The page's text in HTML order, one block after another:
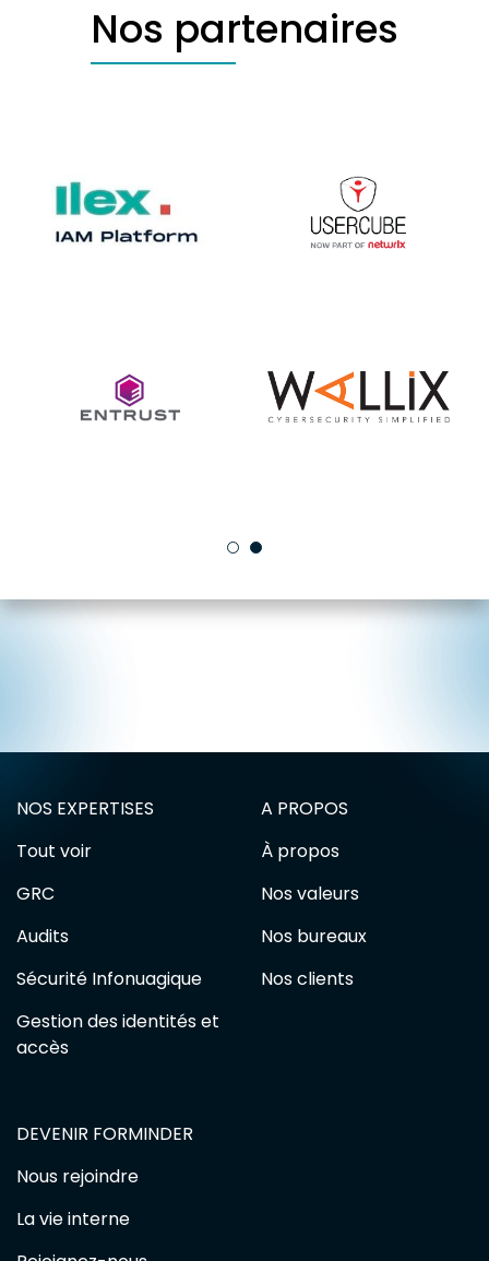
Nos partenaires
NOS EXPERTISES
Tout voir
GRC
Audits
Sécurité Infonuagique
Gestion des identités et
accès
A PROPOS
À propos
Nos valeurs
Nos bureaux
Nos clients
DEVENIR FORMINDER
Nous rejoindre
La vie interne